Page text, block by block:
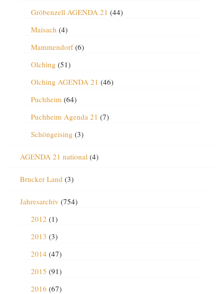
Gröbenzell AGENDA 21 (44)
Maisach (4)
Mammendorf(6)
Olching (51)
Olching AGENDA 21 (46)
Puchheim (64)
Puchheim Agenda 21 (7)
Schöngeising (3)
AGENDA 21 national (4)
Brucker Land (3)
Jahresarchiv (754)
2012 (1)
2013 (3)
2014 (47)
2015 (91)
2016 (67)